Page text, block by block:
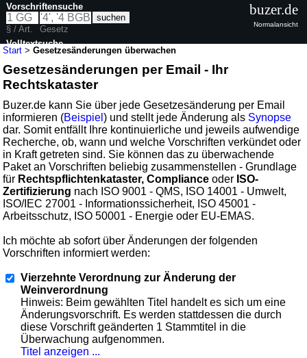
Start >Gesetzesänderungen überwachen
Gesetzesänderungen per Email - Ihr
Rechtskataster
Buzer.de kann Sie über jede Gesetzesänderung per Email
informieren (Beispiel) und stellt jede Änderung als Synopse
dar. Somit entfällt Ihre kontinuierliche und jeweils aufwendige
Recherche, ob, wann und welche Vorschriften verkündet oder
in Kraft getreten sind. Sie können das zu überwachende
Paket an Vorschriften beliebig zusammenstellen - Grundlage
für Rechtspflichtenkataster, Compliance oder ISO-
Zertifizierung nach ISO 9001 - QMS, ISO 14001 - Umwelt,
ISO/IEC 27001 - Informationssicherheit, ISO 45001 -
Arbeitsschutz, ISO 50001 - Energie oder EU-EMAS.
Ich möchte ab sofort über Änderungen der folgenden
Vorschriften informiert werden:
Vierzehnte Verordnung zur Änderung der
Weinverordnung
Hinweis: Beim gewählten Titel handelt es sich um eine
Änderungsvorschrift. Es werden stattdessen die durch
diese Vorschrift geänderten 1 Stammtitel in die
Überwachung aufgenommen.
Titel anzeigen ...
Vorschriftensuche
§ / Art.
Gesetz
Volltextsuche
buzer.de
Normalansicht